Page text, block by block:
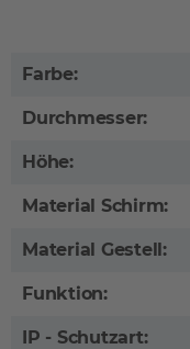
Farbe:
Durchmesser:
Höhe:
Material Schirm:
Material Gestell:
Funktion:
IP - Schutzart: